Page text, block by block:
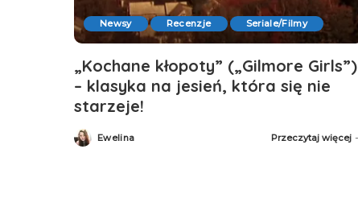
Newsy Recenzje Seriale/Filmy
„Kochane kłopoty” („Gilmore Girls”)
– klasyka na jesień, która się nie
starzeje!
Posted
by
Ewelina Przeczytaj więcej